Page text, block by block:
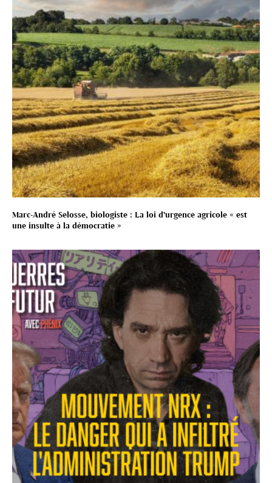
Marc-André Selosse, biologiste : La loi d’urgence agricole « est
une insulte à la démocratie »